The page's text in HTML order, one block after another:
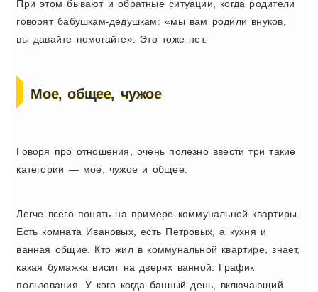
При этом бывают и обратные ситуации, когда родители
говорят бабушкам-дедушкам: «мы вам родили внуков,
вы давайте помогайте». Это тоже нет.
Мое, общее, чужое
Говоря про отношения, очень полезно ввести три такие
категории — мое, чужое и общее.
Легче всего понять на примере коммунальной квартиры.
Есть комната Ивановых, есть Петровых, а кухня и
ванная общие. Кто жил в коммунальной квартире, знает,
какая бумажка висит на дверях ванной. График
пользования. У кого когда банный день, включающий